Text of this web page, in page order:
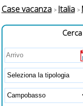
Case vacanza Italia